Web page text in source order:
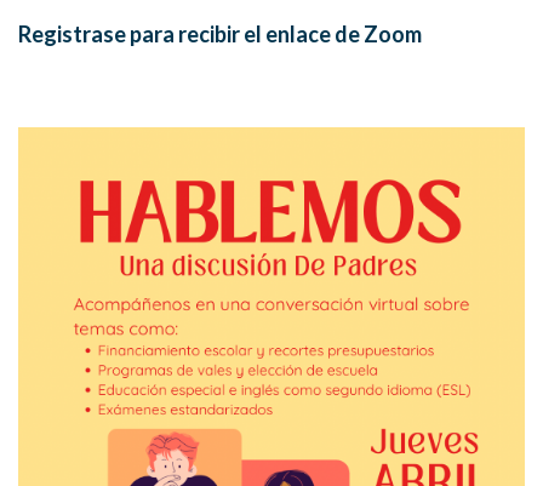
Registrasepara recibir el enlace de Zoom